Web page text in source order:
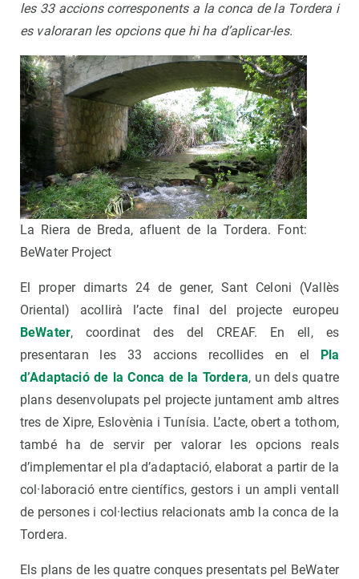
les 33 accions corresponents a la conca de la Tordera i
es valoraran les opcions que hi ha d’aplicar-les.
La Riera de Breda, afluent de la Tordera. Font:
BeWater Project
El proper dimarts 24 de gener, Sant Celoni (Vallès
Oriental) acollirà l’acte final del projecte europeu
BeWater, coordinat des del CREAF. En ell, es
presentaran les 33 accions recollides en el Pla
d’Adaptació de la Conca de la Tordera, un dels quatre
plans desenvolupats pel projecte juntament amb altres
tres de Xipre, Eslovènia i Tunísia. L’acte, obert a tothom,
també ha de servir per valorar les opcions reals
d’implementar el pla d’adaptació, elaborat a partir de la
col·laboració entre científics, gestors i un ampli ventall
de persones i col·lectius relacionats amb la conca de la
Tordera.
Els plans de les quatre conques presentats pel BeWater